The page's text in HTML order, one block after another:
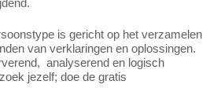
is gericht op het verzamelen
van verklaringen en oplossingen.
analyserend en logisch
jezelf; doe de gratis